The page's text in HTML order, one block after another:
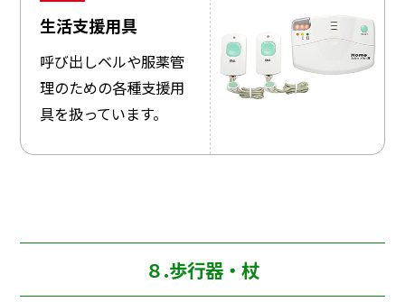
生活支援用具
呼び出しベルや服薬管
理のための各種支援用
具を扱っています。
８.歩行器・杖